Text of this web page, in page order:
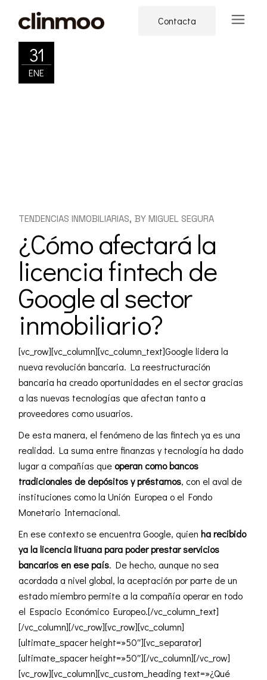
content
Contacta
31
ENE
TENDENCIAS INMOBILIARIAS BY MIGUEL SEGURA
¿Cómo afectará la
licencia fintech de
Google al sector
inmobiliario?
[vc_row][vc_column][vc_column_text]Google lidera la
nueva revolución bancaria. La reestructuración
bancaria ha creado oportunidades en el sector gracias
a las nuevas tecnologías que afectan tanto a
proveedores como usuarios.
De esta manera, el fenómeno de las fintech ya es una
realidad. La suma entre finanzas y tecnología ha dado
lugar a compañías queoperan como bancos
tradicionales de depósitos y préstamos, con el aval de
instituciones como la Unión Europea o el Fondo
Monetario Internacional.
En ese contexto se encuentra Google, quien ha recibido
ya la licencia lituana para poder prestar servicios
bancarios en ese país. De hecho, aunque no sea
acordada a nivel global, la aceptación por parte de un
estado miembro permite a la compañía operar en todo
el Espacio Económico Europeo.[/vc_column_text]
[/vc_column][/vc_row][vc_row][vc_column]
[ultimate_spacer height=»50″][vc_separator]
[ultimate_spacer height=»50″][/vc_column][/vc_row]
[vc_row][vc_column][vc_custom_heading text=»¿Qué